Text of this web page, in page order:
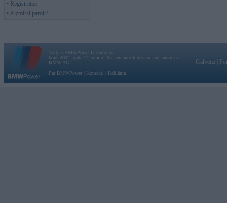
• Reģistrēties
• Aizmirsi paroli?
Vortāls BMWPower.lv darbojas
kopš 2002. gada 14. maija. Tas nav auto klubs un nav saistīts ar
BMW AG.
Par BMWPower
Kontakti Reklāma
Galvena